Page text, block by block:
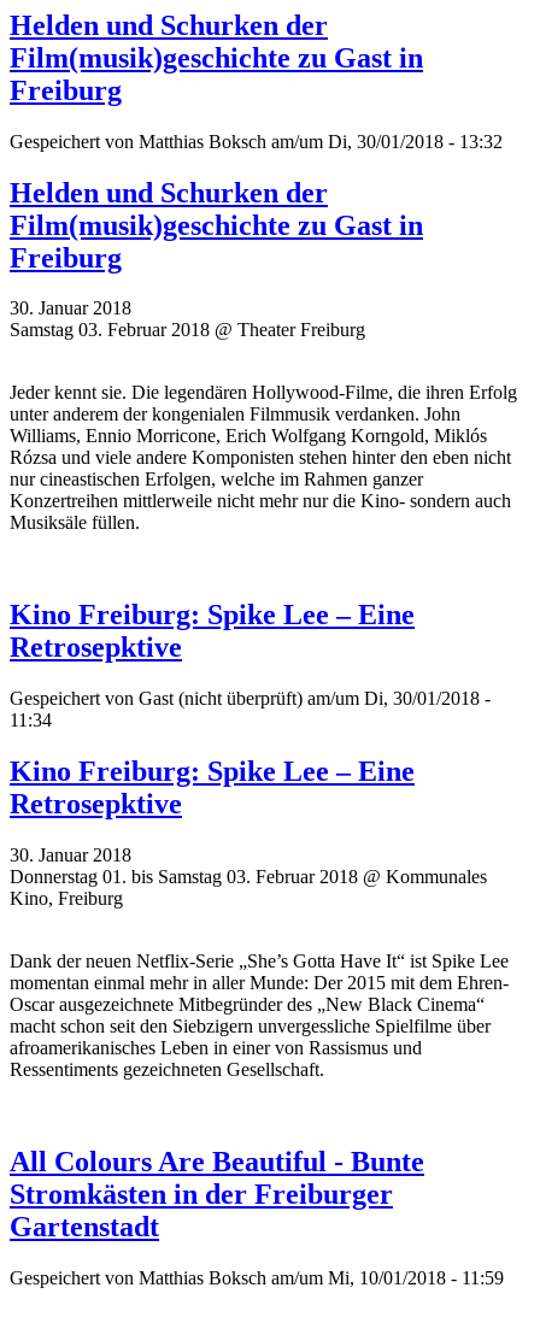
Helden und Schurken der
Film(musik)geschichte zu Gast in
Freiburg
Gespeichert von Matthias Boksch am/um Di, 30/01/2018 - 13:32
Helden und Schurken der
Film(musik)geschichte zu Gast in
Freiburg
30. Januar 2018
Samstag 03. Februar 2018 @ Theater Freiburg
Jeder kennt sie. Die legendären Hollywood-Filme, die ihren Erfolg
unter anderem der kongenialen Filmmusik verdanken. John
Williams, Ennio Morricone, Erich Wolfgang Korngold, Miklós
Rózsa und viele andere Komponisten stehen hinter den eben nicht
nur cineastischen Erfolgen, welche im Rahmen ganzer
Konzertreihen mittlerweile nicht mehr nur die Kino- sondern auch
Musiksäle füllen.
Kino Freiburg: Spike Lee – Eine
Retrosepktive
Gespeichert von Gast (nicht überprüft) am/um Di, 30/01/2018 -
11:34
Kino Freiburg: Spike Lee – Eine
Retrosepktive
30. Januar 2018
Donnerstag 01. bis Samstag 03. Februar 2018 @ Kommunales
Kino, Freiburg
Dank der neuen Netflix-Serie „She’s Gotta Have It“ ist Spike Lee
momentan einmal mehr in aller Munde: Der 2015 mit dem Ehren-
Oscar ausgezeichnete Mitbegründer des „New Black Cinema“
macht schon seit den Siebzigern unvergessliche Spielfilme über
afroamerikanisches Leben in einer von Rassismus und
Ressentiments gezeichneten Gesellschaft.
All Colours Are Beautiful - Bunte
Stromkästen in der Freiburger
Gartenstadt
Gespeichert von Matthias Boksch am/um Mi, 10/01/2018 - 11:59